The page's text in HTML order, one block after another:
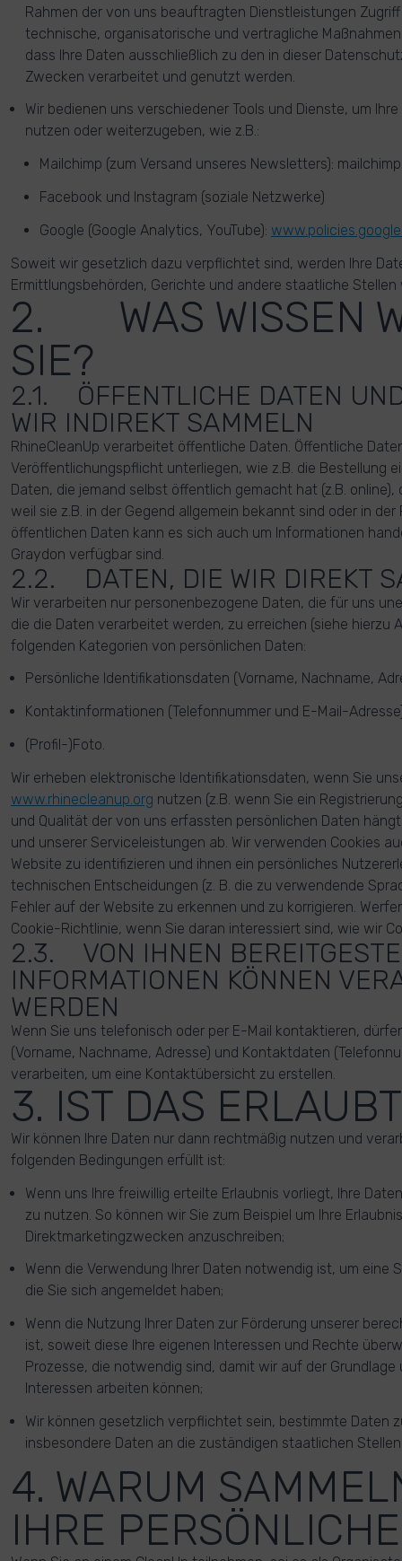
Rahmen der von uns beauftragten Dienstleistungen
technische, organisatorische und vertragliche
dass Ihre Daten ausschließlich zu den in dieser
Zwecken verarbeitet und genutzt werden.
Wir bedienen uns verschiedener Tools und Dienste, um
nutzen oder weiterzugeben, wie z.B.:
Mailchimp (zum Versand unseres Newsletters):
Facebook und Instagram (soziale Netzwerke)
Google (Google Analytics, YouTube):
Soweit wir gesetzlich dazu verpflichtet sind, werden Ihre
Ermittlungsbehörden, Gerichte und andere staatliche
2. WAS WISSEN
SIE?
2.1. ÖFFENTLICHE DATEN
WIR INDIREKT SAMMELN
RhineCleanUp verarbeitet öffentliche Daten. Öffentliche
Veröffentlichungspflicht unterliegen, wie z.B. die Bestellung
Daten, die jemand selbst öffentlich gemacht hat (z.B.
weil sie z.B. in der Gegend allgemein bekannt sind oder in
öffentlichen Daten kann es sich auch um Informationen
Graydon verfügbar sind.
2.2. DATEN, DIE WIR DIREKT
Wir verarbeiten nur personenbezogene Daten, die für uns
die die Daten verarbeitet werden, zu erreichen (siehe hierzu
folgenden Kategorien von persönlichen Daten:
Persönliche Identifikationsdaten (Vorname, Nachname,
Kontaktinformationen (Telefonnummer und E-Mail-
(Profil-)Foto.
Wir erheben elektronische Identifikationsdaten, wenn Sie
www.rhinecleanup.org nutzen (z.B. wenn Sie ein
und Qualität der von uns erfassten persönlichen Daten
und unserer Serviceleistungen ab. Wir verwenden Cookies
Website zu identifizieren und ihnen ein persönliches
technischen Entscheidungen (z. B. die zu verwendende
Fehler auf der Website zu erkennen und zu korrigieren.
Cookie-Richtlinie, wenn Sie daran interessiert sind, wie wir
2.3. VON IHNEN
INFORMATIONEN KÖNNEN
WERDEN
Wenn Sie uns telefonisch oder per E-Mail kontaktieren,
(Vorname, Nachname, Adresse) und Kontaktdaten
verarbeiten, um eine Kontaktübersicht zu erstellen.
3. IST DAS
Wir können Ihre Daten nur dann rechtmäßig nutzen und
folgenden Bedingungen erfüllt ist:
Wenn uns Ihre freiwillig erteilte Erlaubnis vorliegt, Ihre
zu nutzen. So können wir Sie zum Beispiel um Ihre
Direktmarketingzwecken anzuschreiben;
Wenn die Verwendung Ihrer Daten notwendig ist, um eine
die Sie sich angemeldet haben;
Wenn die Nutzung Ihrer Daten zur Förderung unserer
ist, soweit diese Ihre eigenen Interessen und Rechte
Prozesse, die notwendig sind, damit wir auf der
Interessen arbeiten können;
Wir können gesetzlich verpflichtet sein, bestimmte Daten
insbesondere Daten an die zuständigen staatlichen
4. WARUM
IHRE